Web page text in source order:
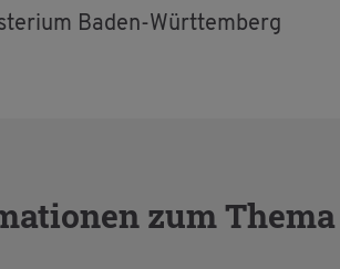
Baden-Würt­tem­berg
zum